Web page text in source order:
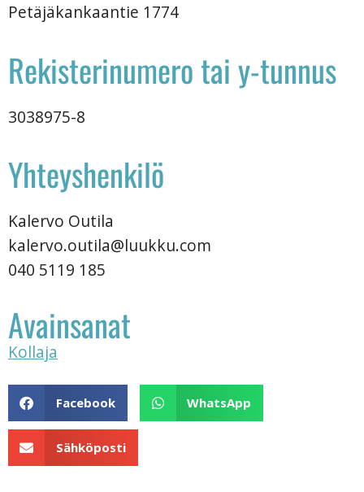
Petäjäkankaantie 1774
Rekisterinumero tai y-tunnus
3038975-8
Yhteyshenkilö
Kalervo Outila
kalervo.outila@luukku.com
040 5119 185
Avainsanat
Kollaja
Facebook WhatsApp
Sähköposti